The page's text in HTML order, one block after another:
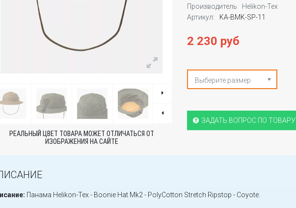
РЕАЛЬНЫЙ ЦВЕТ ТОВАРА МОЖЕТ ОТЛИЧАТЬСЯ ОТ
ИЗОБРАЖЕНИЯ НА САЙТЕ
Производитель
Helikon-Tex
Артикул:
KA-BMK-SP-11
2 230 руб
Выберите размер
ЗАДАТЬ ВОПРОС ПО ТОВАРУ
Панама Helikon-Tex - Boonie Hat Mk2 - PolyCotton Stretch Ripstop - Coyote.